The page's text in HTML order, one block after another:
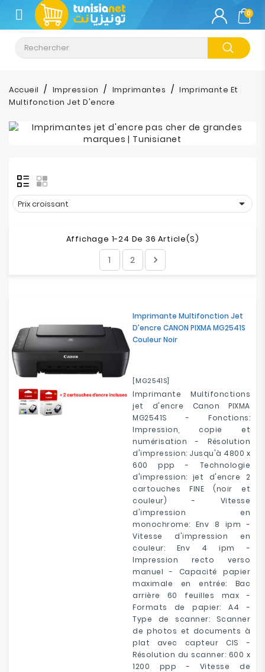
CATÉGORIE
Climatisation
Informatique
&
Stockage
Réseau
&
Sécurité
Mobilités
&
Loisirs
0
Accueil Impression Imprimantes
Imprimante Et
Multifonction Jet D'encre
Prix croissant 
Affichage 1-24 De 36 Article(s)
1 2 
Imprimante Multifonction Jet
D'encre CANON PIXMA MG2541S
Couleur Noir
[MG2541S]
Imprimante Multifonctions
jet d'encre Canon PIXMA
MG2541S - Fonctions:
Impression, copie et
numérisation - Résolution
d'impression: Jusqu'à 4800 x
600 ppp - Technologie
d'impression: jet d'encre 2
cartouches FINE (noir et
couleur) - Vitesse
d'impression en
monochrome: Env 8 ipm -
Vitesse d'impression en
couleur: Env 4 ipm -
Impression recto verso
manuel - Capacité papier
maximale en entrée: Bac
arrière 60 feuilles max -
Formats de papier: A4 -
Type de scanner: Scanner
de photos et documents à
plat avec capteur CIS -
Résolution du scanner: 600 x
1200 ppp - Vitesse de